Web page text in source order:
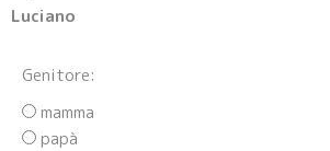
Luciano
Genitore:
mamma
papà